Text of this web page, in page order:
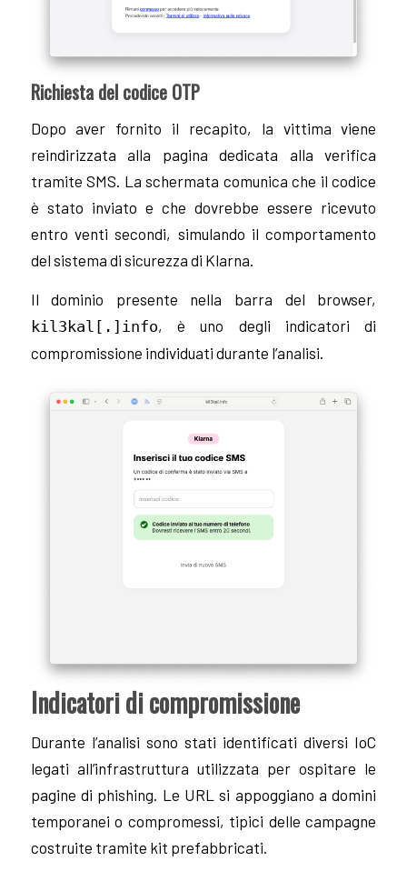
Richiesta del codice OTP
Dopo aver fornito il recapito, la vittima viene
reindirizzata alla pagina dedicata alla verifica
tramite SMS. La schermata comunica che il codice
è stato inviato e che dovrebbe essere ricevuto
entro venti secondi, simulando il comportamento
del sistema di sicurezza di Klarna.
Il dominio presente nella barra del browser,
kil3kal[.]info, è uno degli indicatori di
compromissione individuati durante l’analisi.
Indicatori di compromissione
Durante l’analisi sono stati identificati diversi IoC
legati all’infrastruttura utilizzata per ospitare le
pagine di phishing. Le URL si appoggiano a domini
temporanei o compromessi, tipici delle campagne
costruite tramite kit prefabbricati.